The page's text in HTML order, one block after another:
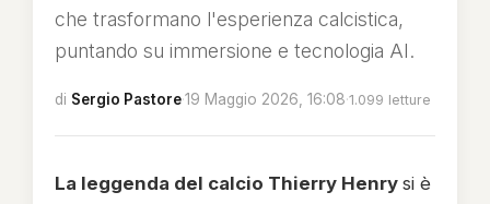
che trasformano l'esperienza calcistica,
puntando su immersione e tecnologia AI.
di Sergio Pastore·19 Maggio 2026, 16:08·1.099 letture
La leggenda del calcio Thierry Henry si è